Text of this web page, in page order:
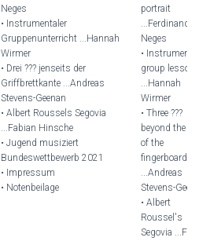
Neges
• Instrumentaler
Gruppenunterricht ...Hannah
Wirmer
• Drei ??? jenseits der
Griffbrettkante ...Andreas
Stevens-Geenan
• Albert Roussels Segovia
...Fabian Hinsche
• Jugend musiziert
Bundeswettbewerb 2021
• Impressum
• Notenbeilage
portrait
...Ferdinand
Neges
• Instrumental
group
...Hannah
Wirmer
• Three ???
beyond the
of the
fingerboard
...Andreas
Stevens-
• Albert
Roussel's
Segovia